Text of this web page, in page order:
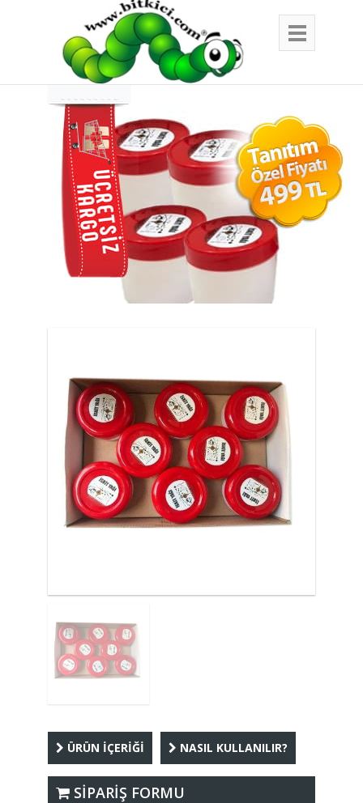
ÜRÜN İÇERİĞİ NASIL KULLANILIR?
SİPARİŞ FORMU